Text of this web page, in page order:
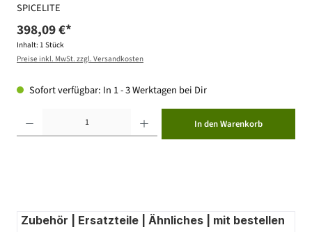
SPICELITE
398,09 €*
Inhalt: 1 Stück
Preise inkl. MwSt. zzgl. Versandkosten
Sofort verfügbar: In 1 - 3 Werktagen bei Dir
In den Warenkorb
Zubehör | Ersatzteile | Ähnliches | mit bestellen